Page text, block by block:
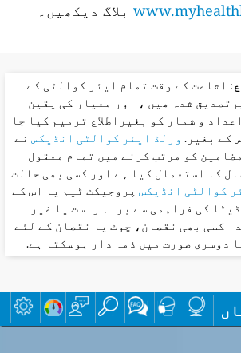
بلاگ دیکھیں۔
: اشاعت کے وقت تمام ایئر کوالٹی کے
شدہ ھیں ، اور معیار کی یقین
و شمار کو بغیراطلاع ترمیم کیا جا
کے بغیر.ورلڈ ایئر کوالٹی انڈیکسنے
کو مرتب کرنے میں تمام معقول
کا استعمال کیا ہے اور کسی بھی حالت
کوالٹی انڈیکسپروجیکٹ ٹیم یا اس کے
کی فراہمی سے براہ راست یا غیر
کسی بھی نقصان، چوٹ یا نقصان کے لئے
دوسری صورت میں ذمہ دار ہوسکتا ہے.